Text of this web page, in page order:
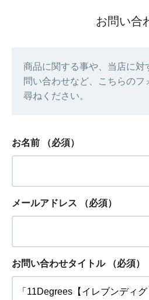
お問い合
商品に関する事や、当店に対
問い合わせなど、こちらのフ
尋ねください。
お名前 （必須）
メールアドレス （必須）
お問い合わせタイトル （必須）